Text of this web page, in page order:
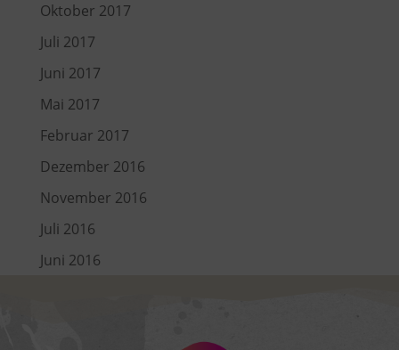
Oktober 2017
Juli 2017
Juni 2017
Mai 2017
Februar 2017
Dezember 2016
November 2016
Juli 2016
Juni 2016